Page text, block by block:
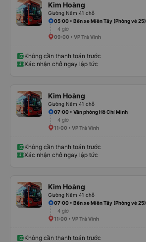
Kim Hoàng
Giường Nằm 41 chỗ
05:00 • Bến xe Miền Tây (Phòng vé 25)
4 giờ
09:00 • VP Trà Vinh
Không cần thanh toán trước
Xác nhận chỗ ngay lập tức
Kim Hoàng
Giường Nằm 41 chỗ
07:00 • Văn phòng Hồ Chí Minh
4 giờ
11:00 • VP Trà Vinh
Không cần thanh toán trước
Xác nhận chỗ ngay lập tức
Kim Hoàng
Giường Nằm 41 chỗ
07:00 • Bến xe Miền Tây (Phòng vé 25)
4 giờ
11:00 • VP Trà Vinh
Không cần thanh toán trước